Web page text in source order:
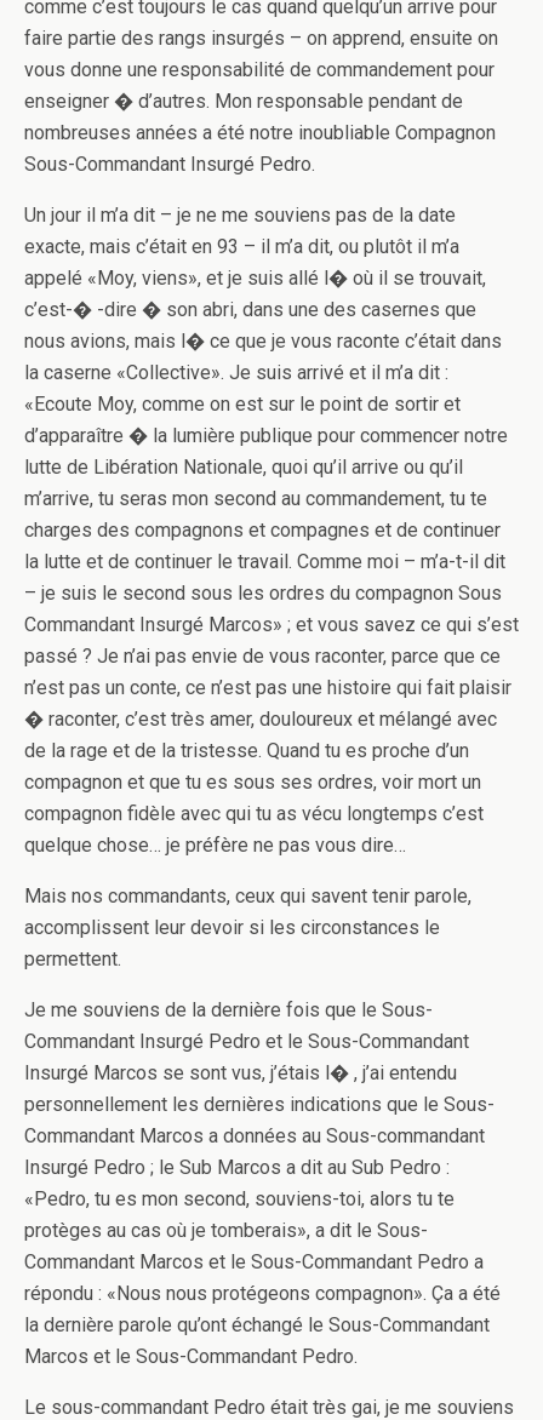
comme c’est toujours le cas quand quelqu’un arrive pour
faire partie des rangs insurgés – o­n apprend, ensuite o­n
vous donne une responsabilité de commandement pour
enseigner � d’autres. Mon responsable pendant de
nombreuses années a été notre inoubliable Compagnon
Sous-Commandant Insurgé Pedro.
Un jour il m’a dit – je ne me souviens pas de la date
exacte, mais c’était en 93 – il m’a dit, ou plutôt il m’a
appelé «Moy, viens», et je suis allé l� où il se trouvait,
c’est-� -dire � son abri, dans une des casernes que
nous avions, mais l� ce que je vous raconte c’était dans
la caserne «Collective». Je suis arrivé et il m’a dit :
«Ecoute Moy, comme o­n est sur le point de sortir et
d’apparaître � la lumière publique pour commencer notre
lutte de Libération Nationale, quoi qu’il arrive ou qu’il
m’arrive, tu seras mon second au commandement, tu te
charges des compagnons et compagnes et de continuer
la lutte et de continuer le travail. Comme moi – m’a-t-il dit
– je suis le second sous les ordres du compagnon Sous
Commandant Insurgé Marcos» ; et vous savez ce qui s’est
passé ? Je n’ai pas envie de vous raconter, parce que ce
n’est pas un conte, ce n’est pas une histoire qui fait plaisir
� raconter, c’est très amer, douloureux et mélangé avec
de la rage et de la tristesse. Quand tu es proche d’un
compagnon et que tu es sous ses ordres, voir mort un
compagnon fidèle avec qui tu as vécu longtemps c’est
quelque chose… je préfère ne pas vous dire…
Mais nos commandants, ceux qui savent tenir parole,
accomplissent leur devoir si les circonstances le
permettent.
Je me souviens de la dernière fois que le Sous-
Commandant Insurgé Pedro et le Sous-Commandant
Insurgé Marcos se sont vus, j’étais l� , j’ai entendu
personnellement les dernières indications que le Sous-
Commandant Marcos a données au Sous-commandant
Insurgé Pedro ; le Sub Marcos a dit au Sub Pedro :
«Pedro, tu es mon second, souviens-toi, alors tu te
protèges au cas où je tomberais», a dit le Sous-
Commandant Marcos et le Sous-Commandant Pedro a
répondu : «Nous nous protégeons compagnon». Ça a été
la dernière parole qu’ont échangé le Sous-Commandant
Marcos et le Sous-Commandant Pedro.
Le sous-commandant Pedro était très gai, je me souviens